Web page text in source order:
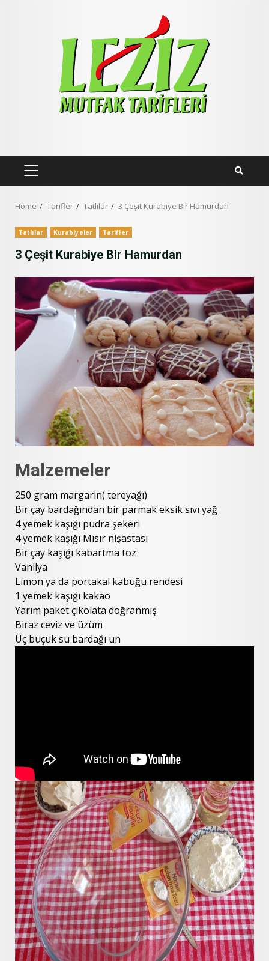
PRIMARY
Home Tarifler Tatlılar 3 Çeşit Kurabiye Bir Hamurdan
Tatlılar Kurabiyeler Tarifler
3 Çeşit Kurabiye Bir Hamurdan
Malzemeler
250 gram margarin( tereyağı)
Bir çay bardağından bir parmak eksik sıvı yağ
4 yemek kaşığı pudra şekeri
4 yemek kaşığı Mısır nişastası
Bir çay kaşığı kabartma toz
Vanilya
Limon ya da portakal kabuğu rendesi
1 yemek kaşığı kakao
Yarım paket çikolata doğranmış
Biraz ceviz ve üzüm
Üç buçuk su bardağı un